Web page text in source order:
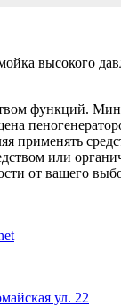
высокого
функций.
применять
или
от вашего
ул. 22